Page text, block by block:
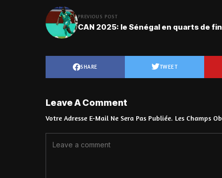
PREVIOUS POST
CAN 2025: le Sénégal en quarts de
SHARE TWEET
Leave A Comment
Votre Adresse E-Mail Ne Sera Pas Publiée. Les Champs